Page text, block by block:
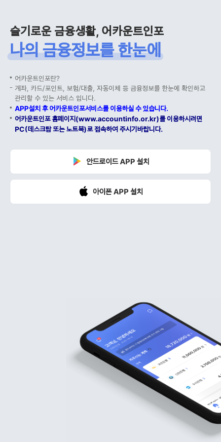
슬기로운 금융생활, 어카운트인포
나의 금융정보를 한눈에
어카운트인포란?
계좌, 카드/포인트, 보험/대출, 자동이체 등 금융정보를 한눈에 확인하고
관리할 수 있는 서비스 입니다.
APP설치 후 어카운트인포서비스를 이용하실 수 있습니다.
어카운트인포 홈페이지(www.accountinfo.or.kr)를 이용하시려면
PC(데스크탑 또는 노트북)로 접속하여 주시기바랍니다.
안드로이드 APP 설치
아이폰 APP 설치